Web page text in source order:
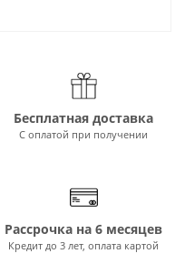
Бесплатная доставка
С оплатой при получении
Рассрочка на 6 месяцев
Кредит до 3 лет, оплата картой